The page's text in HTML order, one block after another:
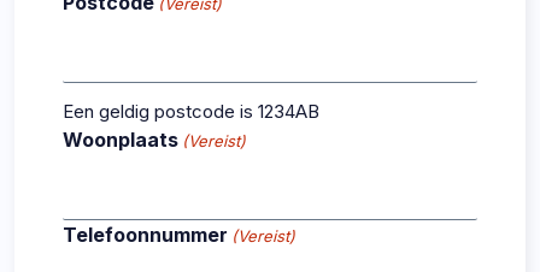
Een geldig postcode is 1234AB
Woonplaats (Vereist)
Telefoonnummer (Vereist)